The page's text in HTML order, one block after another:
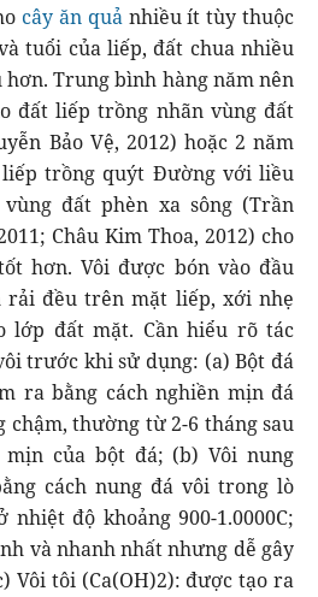
cây ăn quảnhiều ít tùy thuộc
tuổi của liếp, đất chua nhiều
Trung bình hàng năm nên
đất liếp trồng nhãn vùng đất
Bảo Vệ, 2012) hoặc 2 năm
trồng quýt Đường với liều
đất phèn xa sông (Trần
Châu Kim Thoa, 2012) cho
hơn. Vôi được bón vào đầu
rải đều trên mặt liếp, xới nhẹ
lớp đất mặt. Cần hiểu rõ tác
trước khi sử dụng: (a) Bột đá
ra bằng cách nghiền mịn đá
chậm, thường từ 2-6 tháng sau
của bột đá; (b) Vôi nung
cách nung đá vôi trong lò
độ khoảng 900-1.0000C;
và nhanh nhất nhưng dễ gây
Vôi tôi (Ca(OH)2): được tạo ra